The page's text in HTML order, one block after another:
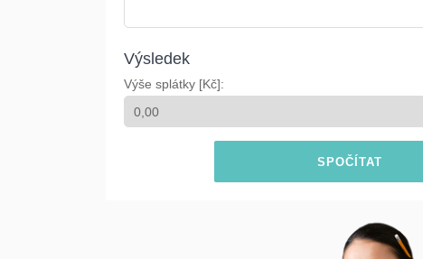
Výsledek
Výše splátky [Kč]:
SPOČÍTAT